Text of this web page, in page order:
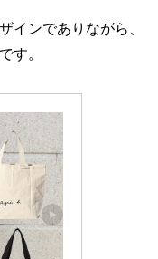
インでありながら、
す。